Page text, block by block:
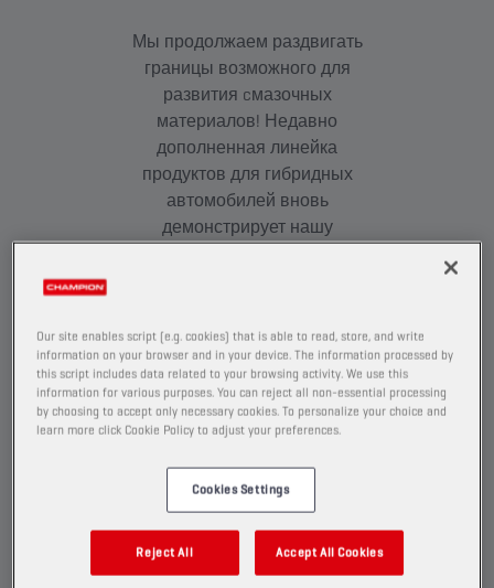
Мы продолжаем раздвигать
границы возможного для
развития cмазочных
материалов! Недавно
дополненная линейка
продуктов для гибридных
автомобилей вновь
демонстрирует нашу
автотранспорта, благодаря
чему мы остаемся в авангарде
технологий для смазывания.
100 %
ОХВАТ ОБСЛУЖИВАНИЕМ
Our site enables script (e.g. cookies) that is able to read, store, and write
information on your browser and in your device. The information processed by
this script includes data related to your browsing activity. We use this
information for various purposes. You can reject all non-essential processing
by choosing to accept only necessary cookies. To personalize your choice and
learn more click Cookie Policy to adjust your preferences.
Cookies Settings
Reject All Accept All Cookies